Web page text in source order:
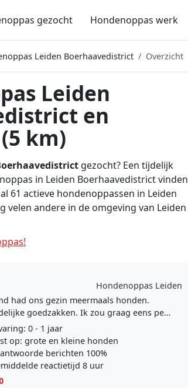
gezocht Hondenoppas werk
Leiden Boerhaavedistrict Overzicht
Leiden
en
km)
gezocht? Een tijdelijk
in Leiden Boerhaavedistrict vinden
61 actieve hondenoppassen in Leiden
velen andere in de omgeving van Leiden
Hondenoppas Leiden
had ons gezin meermaals honden.
goedzakken. Ik zou graag eens per
op een woensdag een hond uitlaten,
een lange..
0 - 1 jaar
op: grote en kleine honden
berichten 100%
reactietijd 8 uur